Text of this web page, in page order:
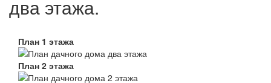
два этажа.
План 1 этажа
План 2 этажа